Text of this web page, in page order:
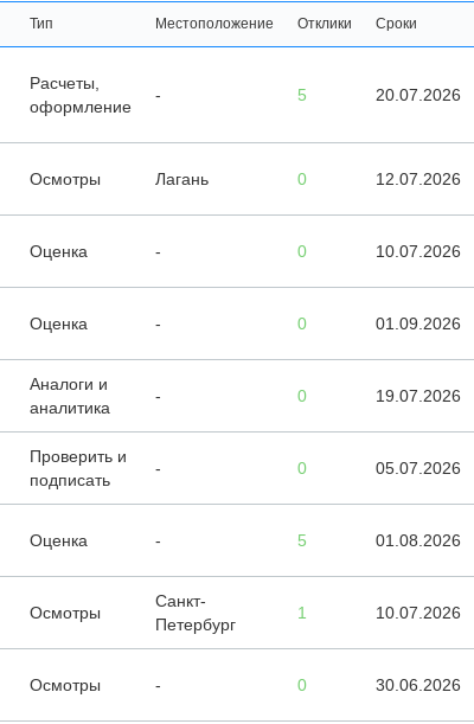
Тип Местоположение Отклики Сроки
Расчеты,
оформление
- 5 20.07.2026
Осмотры Лагань 0 12.07.2026
Оценка - 0 10.07.2026
Оценка - 0 01.09.2026
Аналоги и
аналитика
- 0 19.07.2026
Проверить и
подписать
- 0 05.07.2026
Оценка - 5 01.08.2026
Осмотры
Санкт-
Петербург
1 10.07.2026
Осмотры - 0 30.06.2026